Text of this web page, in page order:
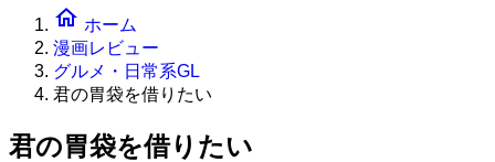
home ホーム
漫画レビュー
グルメ・日常系GL
君の胃袋を借りたい
君の胃袋を借りたい